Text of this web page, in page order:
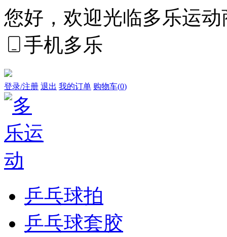
您好，欢迎光临多乐运动
手机多乐
登录/注册 退出 我的订单 购物车(0)
乒乓球拍
乒乓球套胶